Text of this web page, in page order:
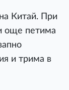
Китай. При
още петима
и трима в